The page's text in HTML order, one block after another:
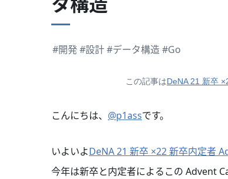
#開発#設計#データ構造#Go
この記事はDeNA 21 新卒
こんにちは、 @p1assです。
いよいよDeNA 21 新卒 ×22 新卒内定者
今年は新卒と内定者によるこの Advent